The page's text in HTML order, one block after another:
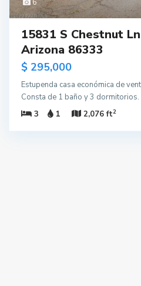
6
15831 S Chestnut
Arizona 86333
$ 295,000
Estupenda casa económica de
Consta de 1 baño y 3 dormitorios.
3
1 2,076 ft2